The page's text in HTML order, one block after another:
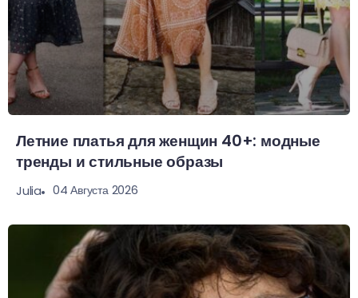
Летние платья для женщин 40+: модные
тренды и стильные образы
Julia 04 Августа 2026